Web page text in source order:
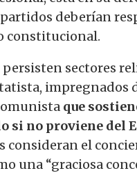
deberían
constitucional.
persisten sectores
impregnados
que
si no proviene del
consideran el
una “graciosa